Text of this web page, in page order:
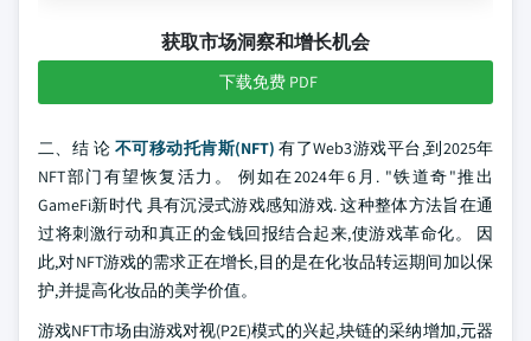
获取市场洞察和增长机会
下载免费 PDF
二、结 论 不可移动托肯斯(NFT) 有了Web3游戏平台,到2025年
NFT部门有望恢复活力。 例如在2024年6月. "铁道奇"推出
GameFi新时代 具有沉浸式游戏感知游戏. 这种整体方法旨在通
过将刺激行动和真正的金钱回报结合起来,使游戏革命化。 因
此,对NFT游戏的需求正在增长,目的是在化妆品转运期间加以保
护,并提高化妆品的美学价值。
游戏NFT市场由游戏对视(P2E)模式的兴起,块链的采纳增加,元器